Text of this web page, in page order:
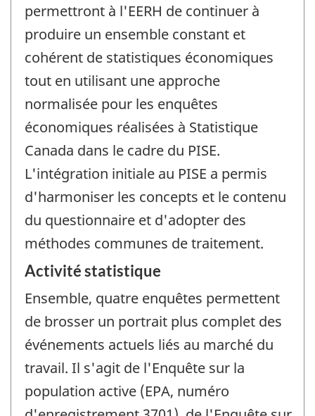
permettront à l'EERH de continuer à
produire un ensemble constant et
cohérent de statistiques économiques
tout en utilisant une approche
normalisée pour les enquêtes
économiques réalisées à Statistique
Canada dans le cadre du PISE.
L'intégration initiale au PISE a permis
d'harmoniser les concepts et le contenu
du questionnaire et d'adopter des
méthodes communes de traitement.
Activité statistique
Ensemble, quatre enquêtes permettent
de brosser un portrait plus complet des
événements actuels liés au marché du
travail. Il s'agit de l'Enquête sur la
population active (EPA, numéro